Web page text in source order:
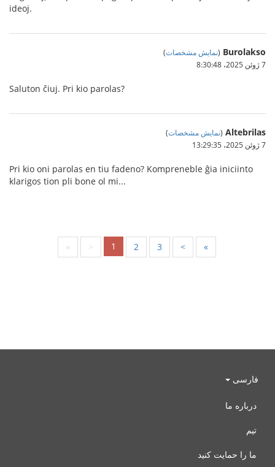
ideoj.
Burolakso
(نمایش مشخصات)
7 ژوئن 2025،‏ 8:30:48
Saluton ĉiuj. Pri kio parolas?
Altebrilas
(نمایش مشخصات)
7 ژوئن 2025،‏ 13:29:35
Pri kio oni parolas en tiu fadeno? Kompreneble ĝia iniciinto
klarigos tion pli bone ol mi...
« < 1 2 3 > »
فارسی
درباره ما
تیم
ما را حمایت کنید